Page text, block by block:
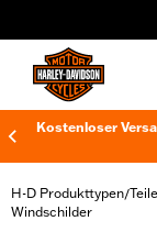
Kostenloser
H-D Produkttypen/Teile
Windschilder